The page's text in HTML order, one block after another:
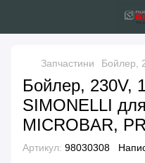
Запчастини Бойлер,
Бойлер, 230V,
SIMONELLI
MICROBAR,
Артикул: 98030308